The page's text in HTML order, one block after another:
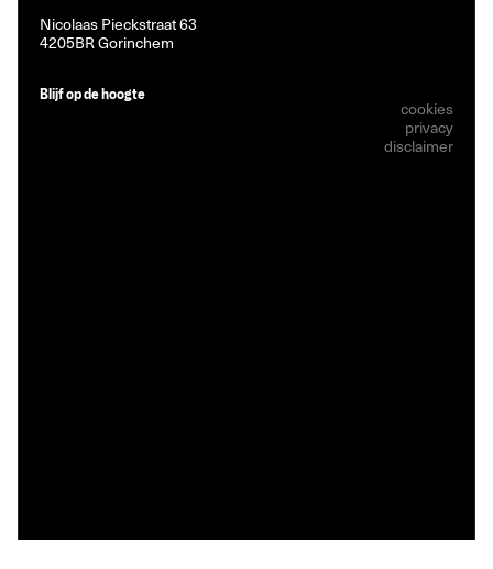
Nicolaas Pieckstraat 63
4205BR Gorinchem
Blijf op de hoogte
cookies
privacy
disclaimer